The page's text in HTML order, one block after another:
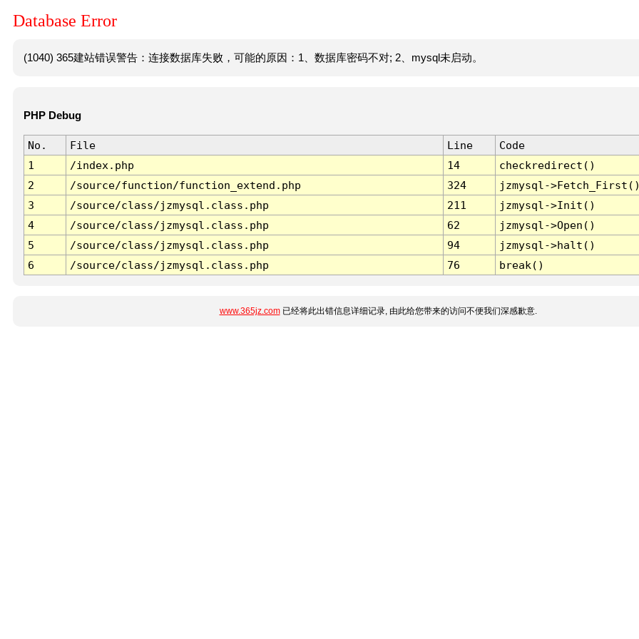
Database Error
(1040) 365建站错误警告：连接数据库失败，可能的原因：1、数据库密码不对; 2、mysql未启动。
PHP Debug
No. File Line
Code
1
/index.php 14
checkredirect()
2
/source/function/function_extend.php 324
jzmysql-
3
/source/class/jzmysql.class.php 211
jzmysql->Init()
4
/source/class/jzmysql.class.php 62
jzmysql->Open()
5
/source/class/jzmysql.class.php 94
jzmysql->halt()
6
/source/class/jzmysql.class.php 76 break()
www.365jz.com已经将此出错信息详细记录, 由此给您带来的访问不便我们深感歉意.